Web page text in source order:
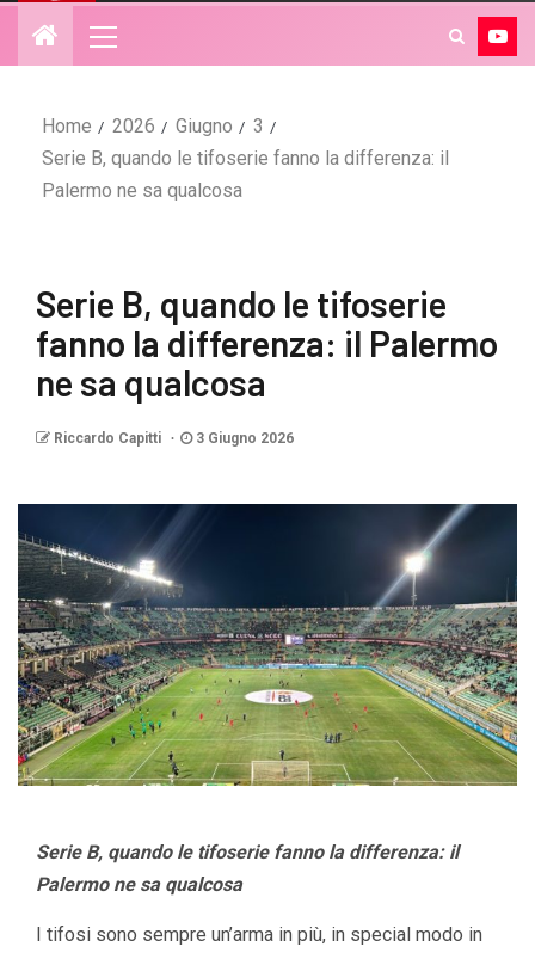
Home 2026 Giugno
3
Serie B, quando le tifoserie fanno la differenza: il
Palermo ne sa qualcosa
Serie B, quando le tifoserie
fanno la differenza: il Palermo
ne sa qualcosa
Riccardo Capitti 3 Giugno 2026
Serie B, quando le tifoserie fanno la differenza: il
Palermo ne sa qualcosa
I tifosi sono sempre un’arma in più, in special modo in